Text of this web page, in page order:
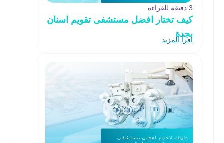
3 دقيقة للقراءة
كيف تختار افضل مستشفى تقويم اسنان
بجدة
اقرأ المزيد